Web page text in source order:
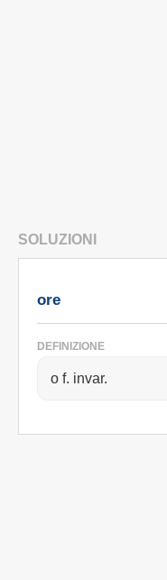
SOLUZIONI
ore
DEFINIZIONE
o f. invar.